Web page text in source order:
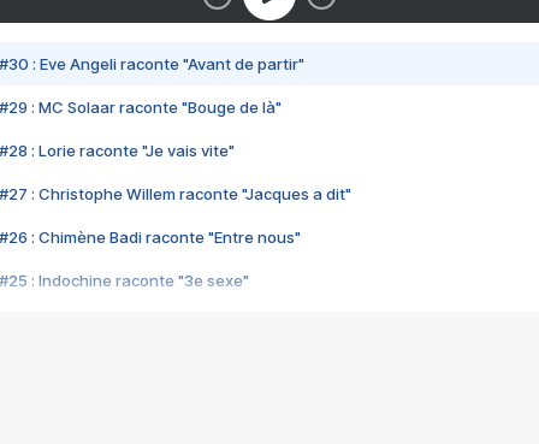
#30 : Eve Angeli raconte "Avant de partir"
#29 : MC Solaar raconte "Bouge de là"
#28 : Lorie raconte "Je vais vite"
#27 : Christophe Willem raconte "Jacques a dit"
#26 : Chimène Badi raconte "Entre nous"
#25 : Indochine raconte "3e sexe"